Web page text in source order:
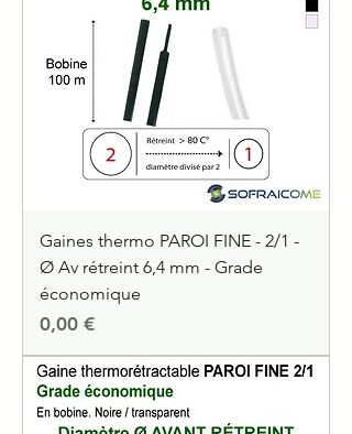
Gaines thermo PAROI FINE - 2/1 -
Ø Av rétreint 6,4 mm - Grade
économique
Precio
0,00 €